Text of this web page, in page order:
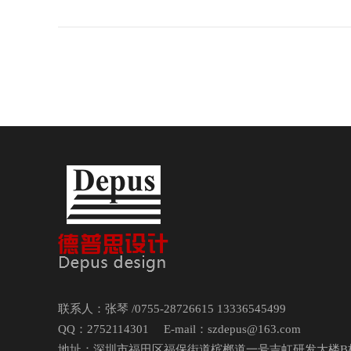
联系人：张琴 /0755-28726615 13336545499
QQ：2752114301 E-mail：szdepus@163.com